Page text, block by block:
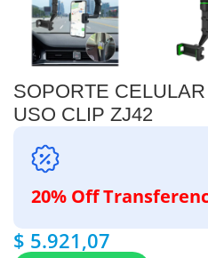
SOPORTE
USO CLIP ZJ42
20% Off
$ 5.921,07